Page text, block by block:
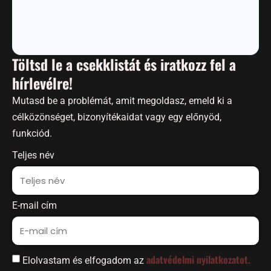
Töltsd le a csekklistát és iratkozz fel a
hírlevélre!
Mutasd be a problémát, amit megoldasz, emeld ki a
célközönséget, bizonyítékaidat vagy egy előnyöd,
funkciód.
Teljes név
E-mail cím
Elolvastam és elfogadom az adatvédelmi nyilatkozatot.